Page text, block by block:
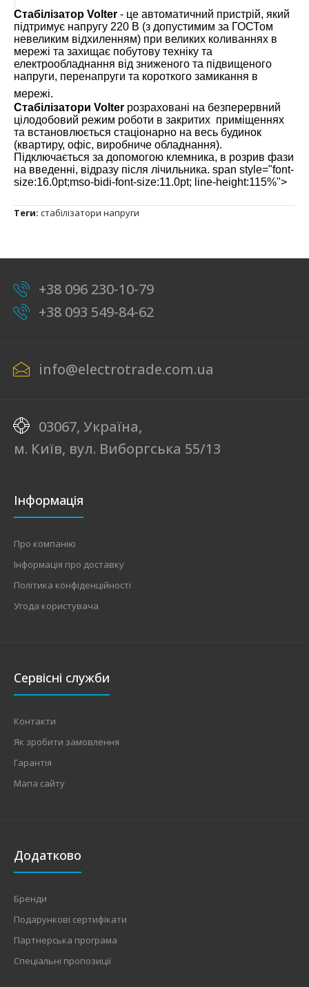
Стабілізатор Volter - це автоматичний пристрій, який
підтримує напругу 220 В (з допустимим за ГОСТом
невеликим відхиленням) при великих коливаннях в
мережі та захищає побутову техніку та
електрообладнання від зниженого та підвищеного
напруги, перенапруги та короткого замикання в
мережі.
Стабілізатори Volter розраховані на безперервний
цілодобовий режим роботи в закритих приміщеннях
та встановлюється стаціонарно на весь будинок
(квартиру, офіс, виробниче обладнання).
Підключається за допомогою клемника, в розрив фази
на введенні, відразу після лічильника. span style="font-
size:16.0pt;mso-bidi-font-size:11.0pt; line-height:115%">
Теги: стабілізатори напруги
+38 096 230-10-79
+38 093 549-84-62
info@electrotrade.com.ua
03067, Україна,
м. Київ, вул. Виборгська 55/13
Інформація
Про компанію
Інформація про доставку
Політика конфіденційності
Угода користувача
Сервісні служби
Контакти
Як зробити замовлення
Гарантія
Мапа сайту
Додатково
Бренди
Подарункові сертифікати
Партнерська програма
Спеціальні пропозиції